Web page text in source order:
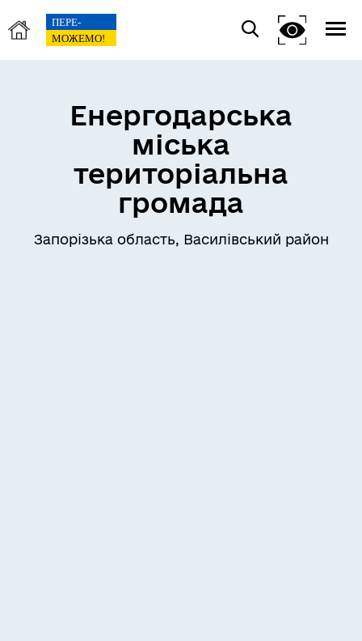
Енергодарська
міська
територіальна
громада
Запорізька область, Василівський район